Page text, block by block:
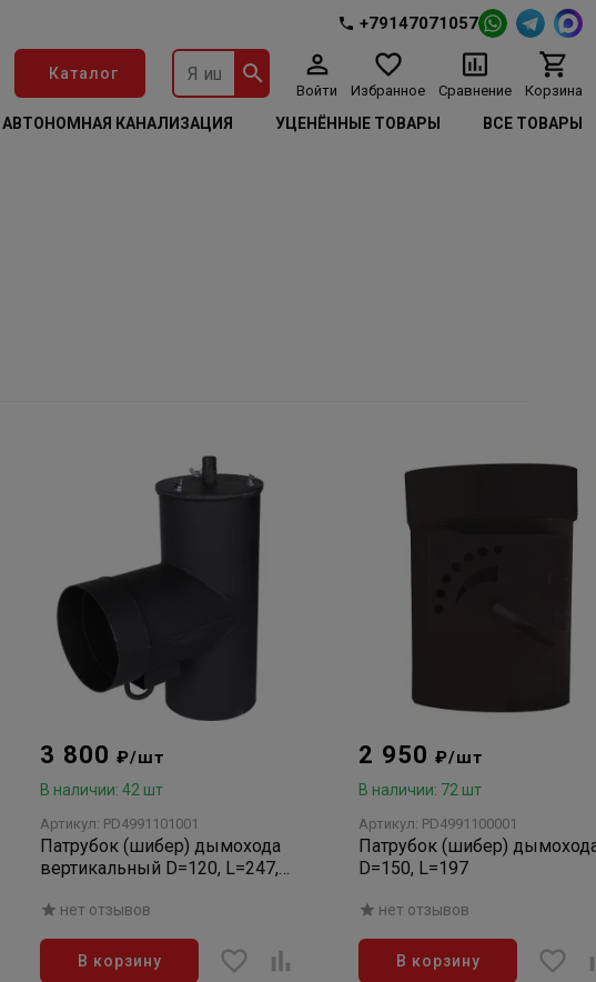
+79147071057
Каталог
Войти Избранное Сравнение Корзина
АВТОНОМНАЯ КАНАЛИЗАЦИЯ УЦЕНЁННЫЕ ТОВАРЫ ВСЕ ТОВАРЫ
3 800 ₽/шт
В наличии: 42 шт
Артикул: PD4991101001
Патрубок (шибер) дымохода
вертикальный D=120, L=247,
нет отзывов
В корзину
2 950 ₽/шт
В наличии: 72 шт
Артикул: PD4991100001
Патрубок (шибер)
D=150, L=197
нет отзывов
В корзину